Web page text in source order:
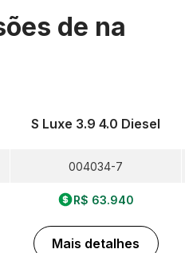
de na
S Luxe 3.9 4.0 Diesel
004034-7
R$ 63.940
Mais detalhes